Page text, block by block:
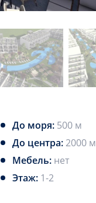
До моря: 500 м
До центра:2000 м
Мебель: нет
Этаж: 1-2